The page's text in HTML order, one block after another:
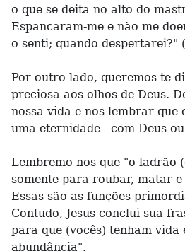
o que se deita no alto do
Espancaram-me e não me
o senti; quando despertarei?"
Por outro lado, queremos te
preciosa aos olhos de Deus.
nossa vida e nos lembrar que
uma eternidade - com Deus
Lembremo-nos que "o ladrão
somente para roubar, matar
Essas são as funções
Contudo, Jesus conclui sua
para que (vocês) tenham vida
abundância".